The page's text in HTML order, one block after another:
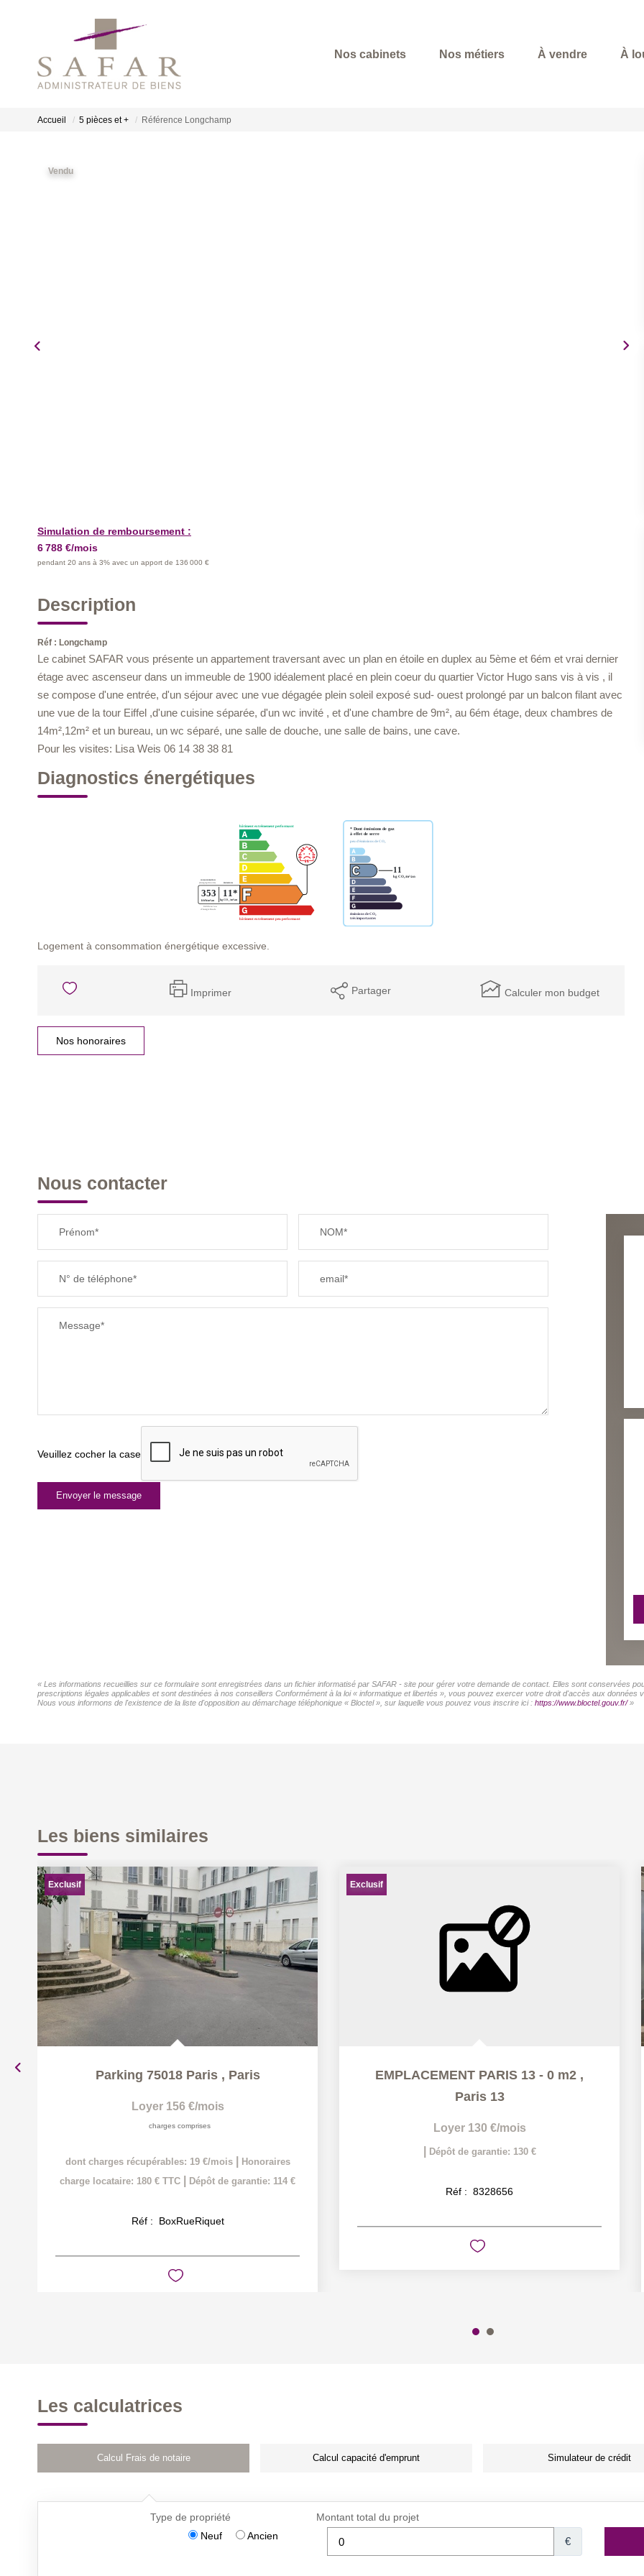
Nos cabinets Nos métiers À vendre À
Accueil 5 pièces et + Référence Longchamp
Vendu
Simulation de remboursement :
6 788 €/mois
pendant 20 ans à 3% avec un apport de 136 000 €
Description
Réf : Longchamp
Le cabinet SAFAR vous présente un appartement traversant avec un plan en étoile en duplex au 5ème et 6ém et vrai dernier
étage avec ascenseur dans un immeuble de 1900 idéalement placé en plein coeur du quartier Victor Hugo sans vis à vis , il
se compose d'une entrée, d'un séjour avec une vue dégagée plein soleil exposé sud- ouest prolongé par un balcon filant avec
une vue de la tour Eiffel ,d'une cuisine séparée, d'un wc invité , et d'une chambre de 9m², au 6ém étage, deux chambres de
14m²,12m² et un bureau, un wc séparé, une salle de douche, une salle de bains, une cave.
Pour les visites: Lisa Weis 06 14 38 38 81
Diagnostics énergétiques
Logement à consommation énergétique excessive.
Imprimer Partager Calculer mon budget
Nos honoraires
Nous contacter
Prénom* NOM*
N° de téléphone* email*
Message*
Veuillez cocher la case
Envoyer le message
« Les informations recueillies sur ce formulaire sont enregistrées dans un fichier informatisé par SAFAR - site pour gérer votre demande de contact. Elles sont conservées
prescriptions légales applicables et sont destinées à nos conseillers Conformément à la loi « informatique et libertés », vous pouvez exercer votre droit d'accès aux
Nous vous informons de l'existence de la liste d'opposition au démarchage téléphonique « Bloctel », sur laquelle vous pouvez vous inscrire ici : https://www.bloctel.gouv.fr/»
Les biens similaires
Exclusif
Parking 75018 Paris , Paris
Loyer 156 €/mois
charges comprises
dont charges récupérables: 19 €/mois
Honoraires
charge locataire: 180 € TTC
Dépôt de garantie: 114 €
Réf : BoxRueRiquet
Exclusif
EMPLACEMENT PARIS 13 - 0 m2 ,
Paris 13
Loyer 130 €/mois
Dépôt de garantie: 130 €
Réf : 8328656
Les calculatrices
Calcul Frais de notaire Calcul capacité d'emprunt Simulateur de crédit